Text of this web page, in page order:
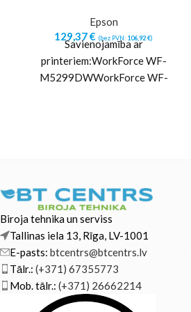
Epson
129,37€ (bez PVN: 106,92€)
Savienojamība ar
printeriem:WorkForce WF-
M5299DWWorkForce WF-
Biroja tehnika un serviss
Tallinas iela 13, Rīga, LV-1001
E-pasts: btcentrs@btcentrs.lv
Tālr.: (+371) 67355773
Mob. tālr.: (+371) 26662214